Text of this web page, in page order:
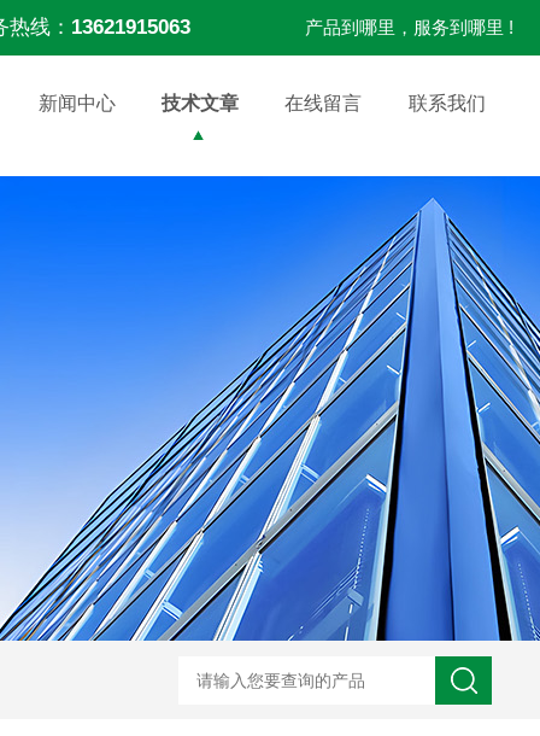
热线： 13621915063 产品到哪里，服务到哪里 !
新闻中心 技术文章 在线留言 联系我们
HD3400A接地电阻测试仪 S3010数字接地电阻测试仪现货